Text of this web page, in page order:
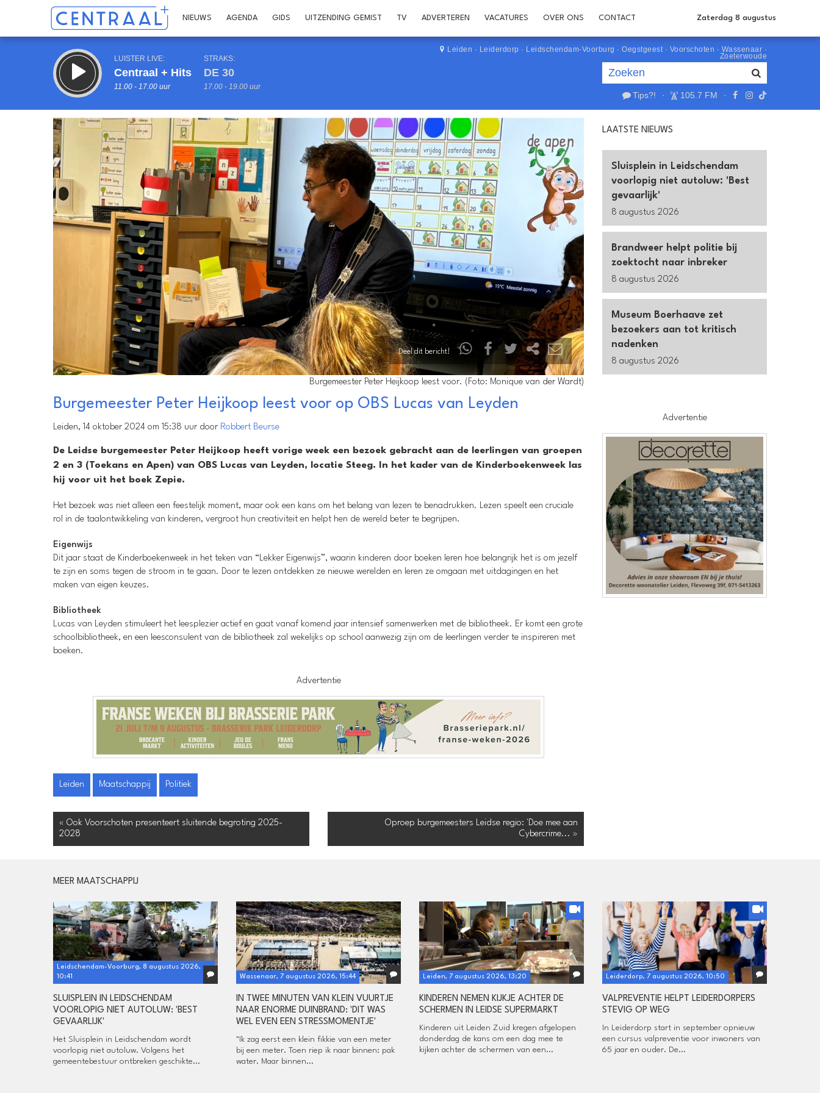
NIEUWS AGENDA GIDS UITZENDING GEMIST TV ADVERTEREN VACATURES OVER ONS CONTACT Zaterdag 8 augustus
LUISTER LIVE:
Centraal + Hits
11.00 - 17.00 uur
STRAKS:
DE 30
17.00 - 19.00 uur
Leiden · Leiderdorp · Leidschendam-Voorburg · Oegstgeest· Voorschoten · Wassenaar ·
Zoeterwoude
Tips?! · 105.7 FM ·
Deel dit bericht!
Burgemeester Peter Heijkoop leest voor. (Foto: Monique van der Wardt)
Burgemeester Peter Heijkoop leest voor op OBS Lucas van Leyden
Leiden, 14 oktober 2024 om 15:38 uur door Robbert Beurse
De Leidse burgemeester Peter Heijkoop heeft vorige week een bezoek gebracht aan de leerlingen van groepen
2 en 3 (Toekans en Apen) van OBS Lucas van Leyden, locatie Steeg. In het kader van de Kinderboekenweek las
hij voor uit het boek Zepie.
Het bezoek was niet alleen een feestelijk moment, maar ook een kans om het belang van lezen te benadrukken. Lezen speelt een cruciale
rol in de taalontwikkeling van kinderen, vergroot hun creativiteit en helpt hen de wereld beter te begrijpen.
Eigenwijs
Dit jaar staat de Kinderboekenweek in het teken van “Lekker Eigenwijs”, waarin kinderen door boeken leren hoe belangrijk het is om jezelf
te zijn en soms tegen de stroom in te gaan. Door te lezen ontdekken ze nieuwe werelden en leren ze omgaan met uitdagingen en het
maken van eigen keuzes.
Bibliotheek
Lucas van Leyden stimuleert het leesplezier actief en gaat vanaf komend jaar intensief samenwerken met de bibliotheek. Er komt een grote
schoolbibliotheek, en een leesconsulent van de bibliotheek zal wekelijks op school aanwezig zijn om de leerlingen verder te inspireren met
boeken.
Advertentie
Leiden Maatschappij Politiek
« Ook Voorschoten presenteert sluitende begroting 2025-
2028
Oproep burgemeesters Leidse regio: 'Doe mee aan
Cybercrime... »
LAATSTE NIEUWS
Sluisplein in Leidschendam
voorlopig niet autoluw: 'Best
gevaarlijk'
8 augustus 2026
Brandweer helpt politie bij
zoektocht naar inbreker
8 augustus 2026
Museum Boerhaave zet
bezoekers aan tot kritisch
nadenken
8 augustus 2026
Advertentie
MEER MAATSCHAPPIJ
Leidschendam-Voorburg, 8 augustus 2026,
10:41
SLUISPLEIN IN LEIDSCHENDAM
VOORLOPIG NIET AUTOLUW: 'BEST
GEVAARLIJK'
Het Sluisplein in Leidschendam wordt
voorlopig niet autoluw. Volgens het
gemeentebestuur ontbreken geschikte...
Wassenaar, 7 augustus 2026, 15:44
IN TWEE MINUTEN VAN KLEIN VUURTJE
NAAR ENORME DUINBRAND: 'DIT WAS
WEL EVEN EEN STRESSMOMENTJE'
"Ik zag eerst een klein fikkie van een meter
bij een meter. Toen riep ik naar binnen: pak
water. Maar binnen...
Leiden, 7 augustus 2026, 13:20
KINDEREN NEMEN KIJKJE ACHTER DE
SCHERMEN IN LEIDSE SUPERMARKT
Kinderen uit Leiden Zuid kregen afgelopen
donderdag de kans om een dag mee te
kijken achter de schermen van een...
Leiderdorp, 7 augustus 2026, 10:50
VALPREVENTIE HELPT LEIDERDORPERS
STEVIG OP WEG
In Leiderdorp start in september opnieuw
een cursus valpreventie voor inwoners van
65 jaar en ouder. De...